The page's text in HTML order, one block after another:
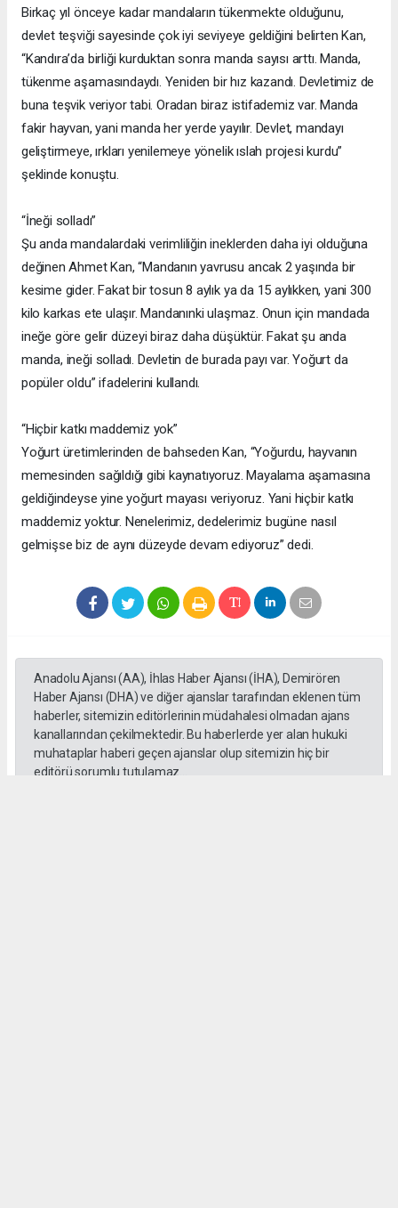
Birkaç yıl önceye kadar mandaların tükenmekte olduğunu,
devlet teşviği sayesinde çok iyi seviyeye geldiğini belirten Kan,
“Kandıra’da birliği kurduktan sonra manda sayısı arttı. Manda,
tükenme aşamasındaydı. Yeniden bir hız kazandı. Devletimiz de
buna teşvik veriyor tabi. Oradan biraz istifademiz var. Manda
fakir hayvan, yani manda her yerde yayılır. Devlet, mandayı
geliştirmeye, ırkları yenilemeye yönelik ıslah projesi kurdu”
şeklinde konuştu.
“İneği solladı”
Şu anda mandalardaki verimliliğin ineklerden daha iyi olduğuna
değinen Ahmet Kan, “Mandanın yavrusu ancak 2 yaşında bir
kesime gider. Fakat bir tosun 8 aylık ya da 15 aylıkken, yani 300
kilo karkas ete ulaşır. Mandanınki ulaşmaz. Onun için mandada
ineğe göre gelir düzeyi biraz daha düşüktür. Fakat şu anda
manda, ineği solladı. Devletin de burada payı var. Yoğurt da
popüler oldu” ifadelerini kullandı.
“Hiçbir katkı maddemiz yok”
Yoğurt üretimlerinden de bahseden Kan, “Yoğurdu, hayvanın
memesinden sağıldığı gibi kaynatıyoruz. Mayalama aşamasına
geldiğindeyse yine yoğurt mayası veriyoruz. Yani hiçbir katkı
maddemiz yoktur. Nenelerimiz, dedelerimiz bugüne nasıl
gelmişse biz de aynı düzeyde devam ediyoruz” dedi.
Anadolu Ajansı (AA), İhlas Haber Ajansı (İHA), Demirören
Haber Ajansı (DHA) ve diğer ajanslar tarafından eklenen tüm
haberler, sitemizin editörlerinin müdahalesi olmadan ajans
kanallarından çekilmektedir. Bu haberlerde yer alan hukuki
muhataplar haberi geçen ajanslar olup sitemizin hiç bir
editörü sorumlu tutulamaz...